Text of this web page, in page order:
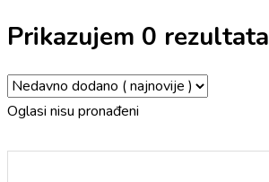
Prikazujem 0 rezultata
Oglasi nisu pronađeni